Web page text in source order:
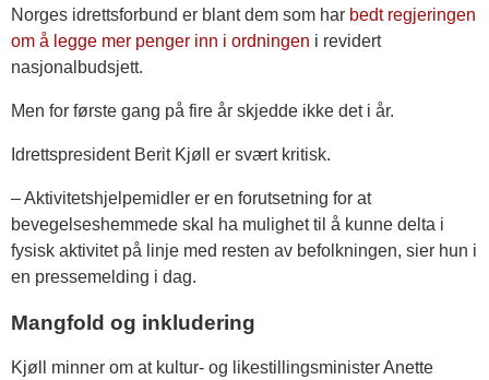
Norges idrettsforbund er blant dem som har bedt regjeringen
om å legge mer penger inn i ordningen i revidert
nasjonalbudsjett.
Men for første gang på fire år skjedde ikke det i år.
Idrettspresident Berit Kjøll er svært kritisk.
– Aktivitetshjelpemidler er en forutsetning for at
bevegelseshemmede skal ha mulighet til å kunne delta i
fysisk aktivitet på linje med resten av befolkningen, sier hun i
en pressemelding i dag.
Mangfold og inkludering
Kjøll minner om at kultur- og likestillingsminister Anette